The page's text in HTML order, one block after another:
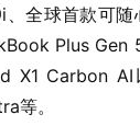
全球首款可随
Plus Gen
X1 Carbon
等。